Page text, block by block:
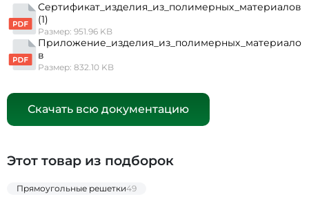
Сертификат_изделия_из_полимерных_материалов
(1)
Размер: 951.96 KB
Приложение_изделия_из_полимерных_материало
в
Размер: 832.10 KB
Скачать всю документацию
Этот товар из подборок
Прямоугольные решетки49